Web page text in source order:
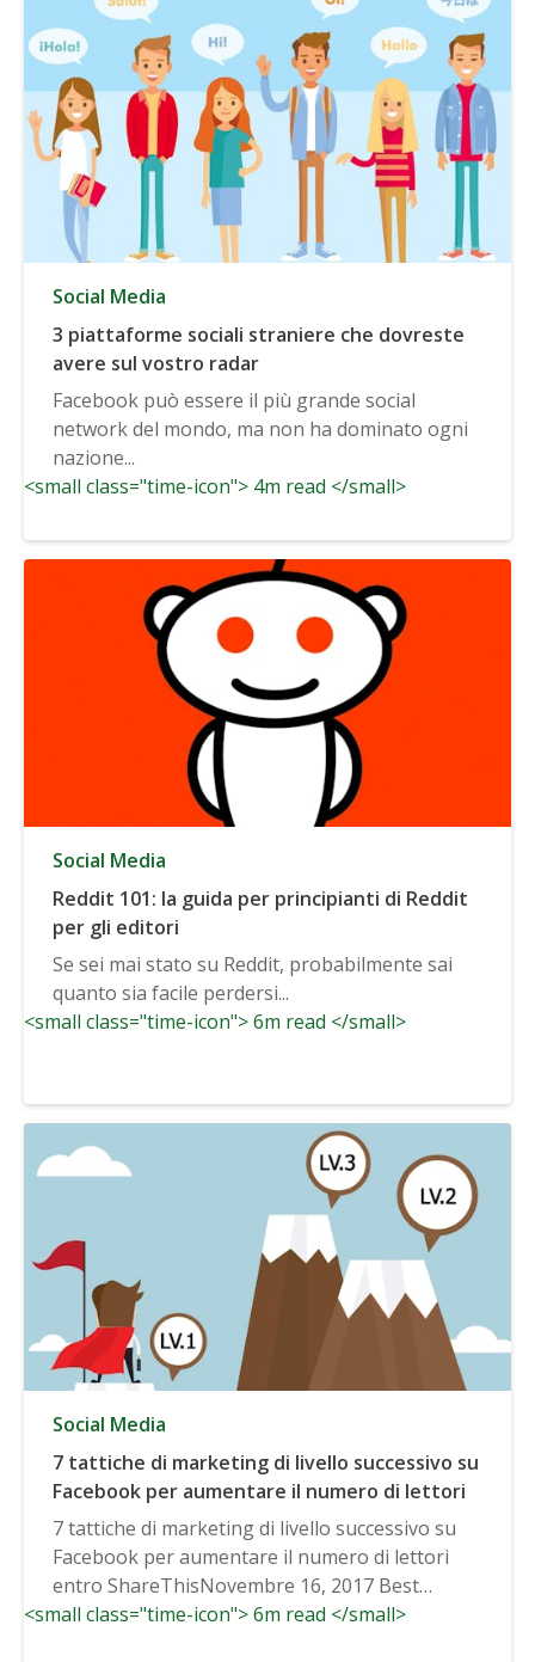
Social Media
3 piattaforme sociali straniere che dovreste
avere sul vostro radar
Facebook può essere il più grande social
network del mondo, ma non ha dominato ogni
nazione...
<small class="time-icon"> 4m read </small>
Social Media
Reddit 101: la guida per principianti di Reddit
per gli editori
Se sei mai stato su Reddit, probabilmente sai
quanto sia facile perdersi...
<small class="time-icon"> 6m read </small>
Social Media
7 tattiche di marketing di livello successivo su
Facebook per aumentare il numero di lettori
7 tattiche di marketing di livello successivo su
Facebook per aumentare il numero di lettori
entro ShareThisNovembre 16, 2017 Best
Practices, Social...
<small class="time-icon"> 6m read </small>